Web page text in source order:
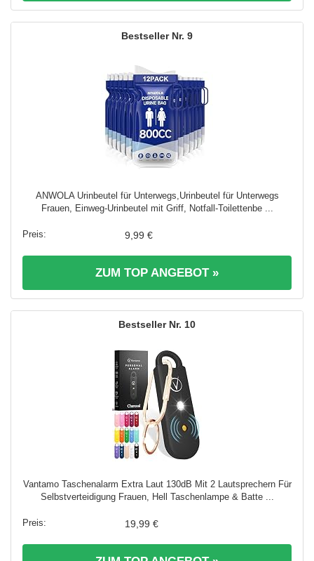
9
ANWOLA Urinbeutel für Unterwegs,Urinbeutel für Unterwegs
Frauen, Einweg-Urinbeutel mit Griff, Notfall-Toilettenbe ...
9,99 €
ZUM TOP ANGEBOT »
10
Vantamo Taschenalarm Extra Laut 130dB Mit 2 Lautsprechern Für
Selbstverteidigung Frauen, Hell Taschenlampe & Batte ...
19,99 €